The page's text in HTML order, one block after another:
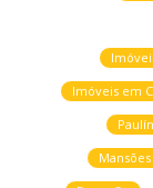
Imóveis em